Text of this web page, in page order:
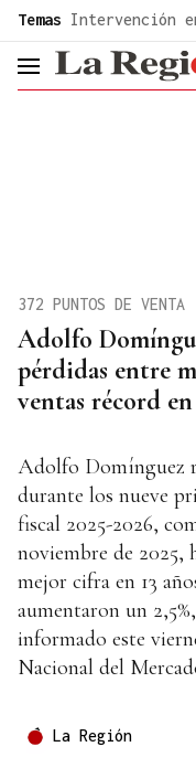
common.go-to-content
Temas Intervención
header.menu.open
Adolfo
pérdidas entre
ventas récord en
372 PUNTOS DE VENTA
Adolfo Domínguez
durante los nueve
fiscal 2025-2026,
noviembre de 2025,
mejor cifra en 13
aumentaron un
informado este
Nacional del
La Región